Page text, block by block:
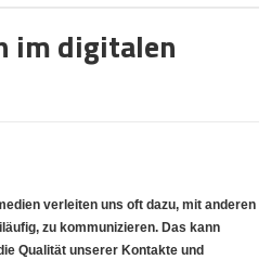
im digitalen
verleiten uns oft dazu, mit anderen
zu kommunizieren. Das kann
Qualität unserer Kontakte und